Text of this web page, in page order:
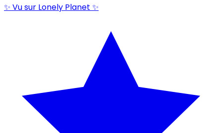
✨ Vu sur Lonely Planet ✨